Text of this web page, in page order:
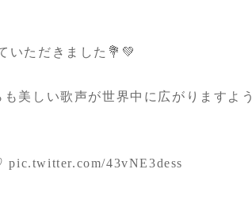
いただきました💐💚
美しい歌声が世界中に広がりますよう
pic.twitter.com/43vNE3dess